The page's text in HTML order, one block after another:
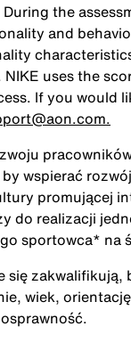
the
and
uses the
If you would
wspierać
promującej
do realizacji
sportowca* na
zakwalifikują,
wiek,